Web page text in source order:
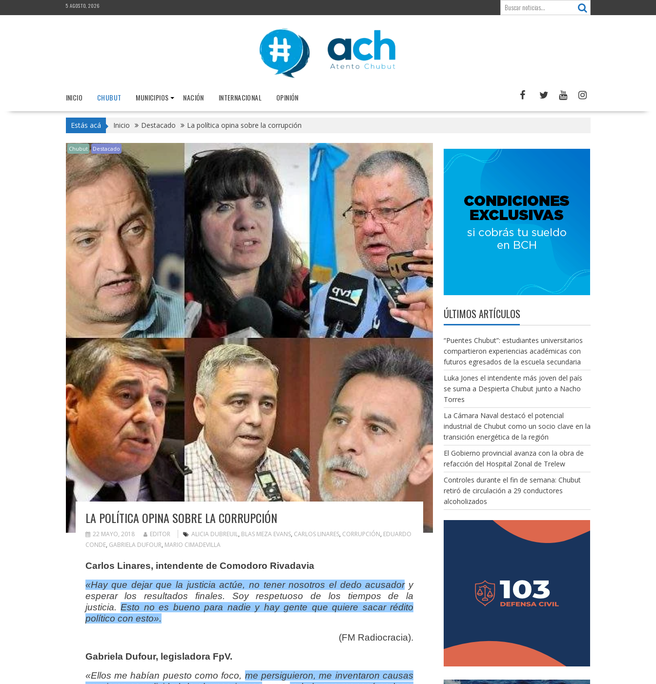
al
5 AGOSTO, 2026
INICIO CHUBUT MUNICIPIOS NACIÓN INTERNACIONAL OPINIÓN
Estás acá Inicio Destacado La política opina sobre la corrupción
Chubut Destacado
LA POLÍTICA OPINA SOBRE LA CORRUPCIÓN
22 MAYO, 2018 EDITOR ALICIA DUBREUIL, BLAS MEZA EVANS, CARLOS LINARES, CORRUPCIÓN, EDUARDO
CONDE, GABRIELA DUFOUR, MARIO CIMADEVILLA
Carlos Linares, intendente de Comodoro Rivadavia
«Hay que dejar que la justicia actúe, no tener nosotros el dedo acusadory
esperar los resultados finales. Soy respetuoso de los tiempos de la
justicia. Esto no es bueno para nadie y hay gente que quiere sacar rédito
político con esto».
(FM Radiocracia).
Gabriela Dufour, legisladora FpV.
«Ellos me habían puesto como foco, me persiguieron, me inventaron causas
ÚLTIMOS ARTÍCULOS
“Puentes Chubut”: estudiantes universitarios
compartieron experiencias académicas con
futuros egresados de la escuela secundaria
Luka Jones el intendente más joven del país
se suma a Despierta Chubut junto a Nacho
Torres
La Cámara Naval destacó el potencial
industrial de Chubut como un socio clave en la
transición energética de la región
El Gobierno provincial avanza con la obra de
refacción del Hospital Zonal de Trelew
Controles durante el fin de semana: Chubut
retiró de circulación a 29 conductores
alcoholizados